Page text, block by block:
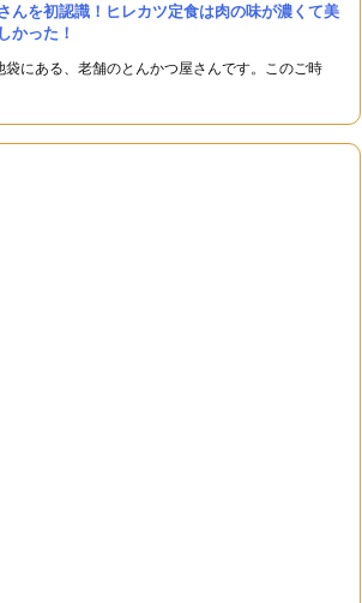
んを初認識！ヒレカツ定食は肉の味が濃くて美
かった！
袋にある、老舗のとんかつ屋さんです。このご時